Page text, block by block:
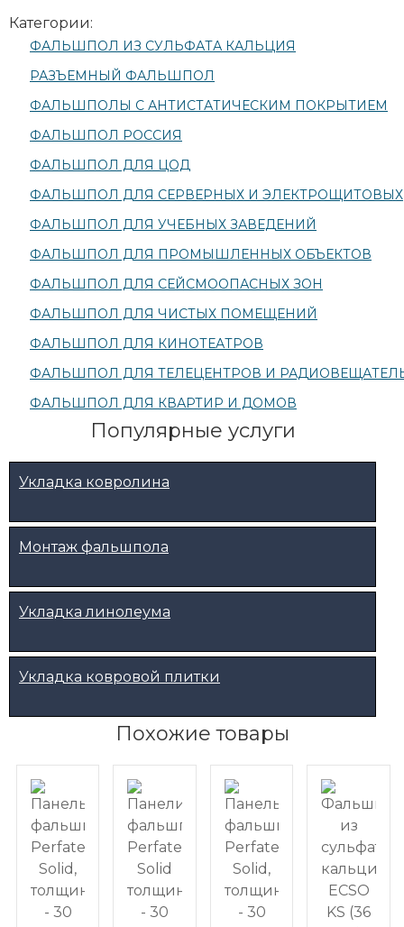
Категории:
ФАЛЬШПОЛ ИЗ СУЛЬФАТА КАЛЬЦИЯ
РАЗЪЕМНЫЙ ФАЛЬШПОЛ
ФАЛЬШПОЛЫ С АНТИСТАТИЧЕСКИМ ПОКРЫТИЕМ
ФАЛЬШПОЛ РОССИЯ
ФАЛЬШПОЛ ДЛЯ ЦОД
ФАЛЬШПОЛ ДЛЯ СЕРВЕРНЫХ И ЭЛЕКТРОЩИТОВЫХ
ФАЛЬШПОЛ ДЛЯ УЧЕБНЫХ ЗАВЕДЕНИЙ
ФАЛЬШПОЛ ДЛЯ ПРОМЫШЛЕННЫХ ОБЪЕКТОВ
ФАЛЬШПОЛ ДЛЯ СЕЙСМООПАСНЫХ ЗОН
ФАЛЬШПОЛ ДЛЯ ЧИСТЫХ ПОМЕЩЕНИЙ
ФАЛЬШПОЛ ДЛЯ КИНОТЕАТРОВ
ФАЛЬШПОЛ ДЛЯ ТЕЛЕЦЕНТРОВ И
ФАЛЬШПОЛ ДЛЯ КВАРТИР И ДОМОВ
Популярные услуги
Укладка ковролина
Монтаж фальшпола
Укладка линолеума
Укладка ковровой плитки
Похожие товары